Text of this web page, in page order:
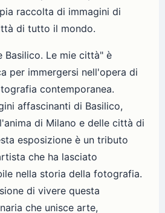
raccolta di immagini di
di tutto il mondo.
Basilico. Le mie città" è
per immergersi nell'opera di
contemporanea.
affascinanti di Basilico,
di Milano e delle città di
esposizione è un tributo
che ha lasciato
nella storia della fotografia.
di vivere questa
che unisce arte,